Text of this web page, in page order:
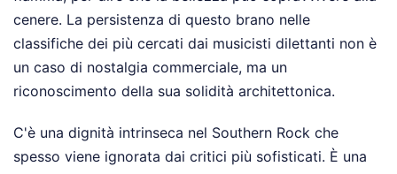
cenere. La persistenza di questo brano nelle
classifiche dei più cercati dai musicisti dilettanti non è
un caso di nostalgia commerciale, ma un
riconoscimento della sua solidità architettonica.
C'è una dignità intrinseca nel Southern Rock che
spesso viene ignorata dai critici più sofisticati. È una